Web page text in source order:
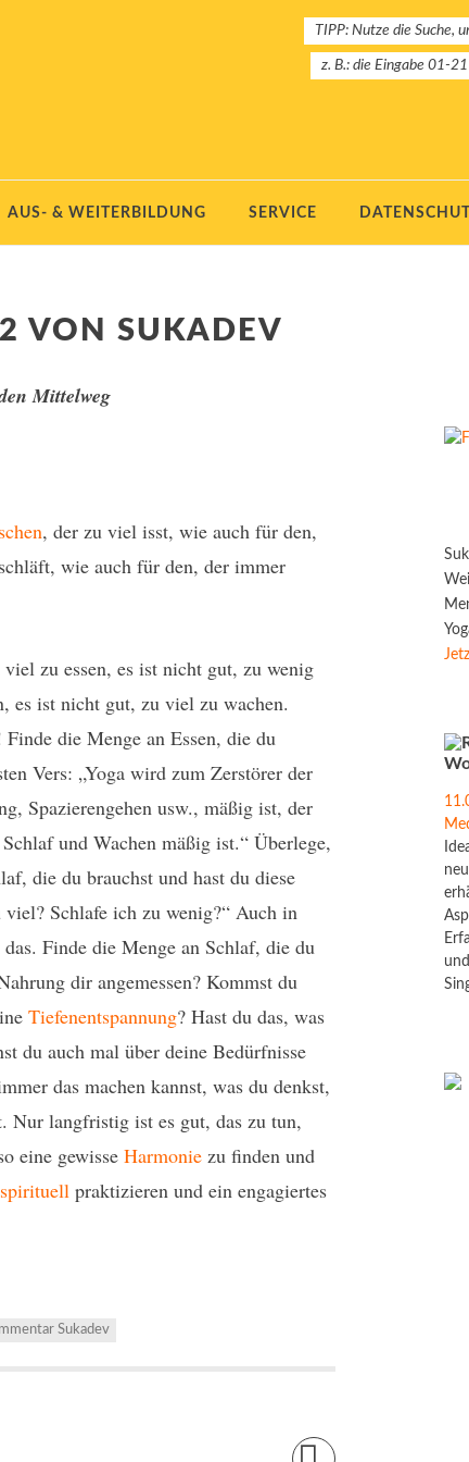
TIPP: Nutze die Suche,
z. B.: die Eingabe 01-
AUS- & WEITERBILDUNG SERVICE
VON SUKADEV
Mittelweg
, der zu viel isst, wie auch für den,
wie auch für den, der immer
zu essen, es ist nicht gut, zu wenig
es ist nicht gut, zu viel zu wachen.
die Menge an Essen, die du
Vers: „Yoga wird zum Zerstörer der
Spazierengehen usw., mäßig ist, der
und Wachen mäßig ist.“ Überlege,
die du brauchst und hast du diese
Schlafe ich zu wenig?“ Auch in
Finde die Menge an Schlaf, die du
dir angemessen? Kommst du
Tiefenentspannung? Hast du das, was
du auch mal über deine Bedürfnisse
das machen kannst, was du denkst,
Nur langfristig ist es gut, das zu tun,
eine gewisseHarmonie zu finden und
spirituell praktizieren und ein engagiertes
Sukadev